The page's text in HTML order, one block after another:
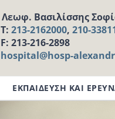
Λεωφ. Βασιλίσσης
Τ: 213-2162000, 210-
F: 213-216-2898
hospital@hosp-
ΕΚΠΑΙΔΕΥΣΗ ΚΑΙ